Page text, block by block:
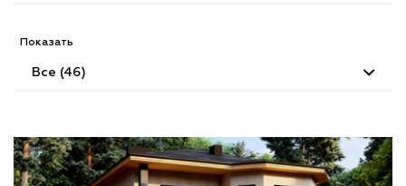
Показать
Все (46)